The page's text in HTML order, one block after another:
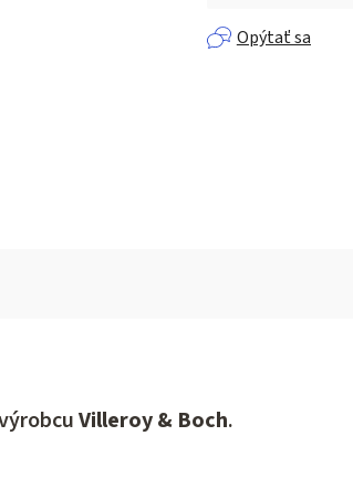
Opýtať sa
Villeroy & Boch.